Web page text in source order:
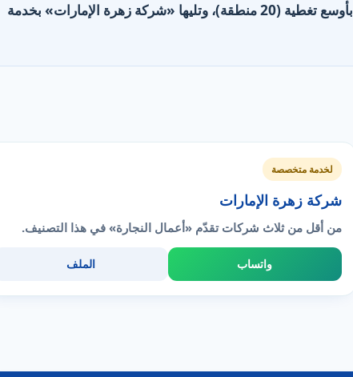
الخدمات، وساعات العمل وقنوات التواصل. تصدّرت «شركة البراق» بأوسع تغطية (20 منطقة)، وتليها «شركة زهرة الإمارات» بخدمة
لخدمة متخصصة
شركة زهرة الإمارات
من أقل من ثلاث شركات تقدّم «أعمال النجارة» في هذا التصنيف.
واتساب الملف